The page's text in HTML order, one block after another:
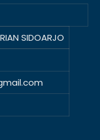
SIDOARJO